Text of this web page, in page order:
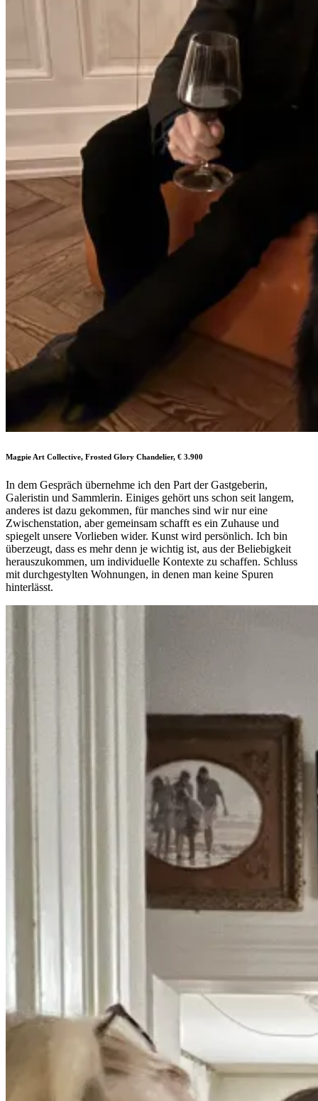
Magpie Art Collective, Frosted Glory Chandelier, € 3.900
In dem Gespräch übernehme ich den Part der Gastgeberin,
Galeristin und Sammlerin. Einiges gehört uns schon seit langem,
anderes ist dazu gekommen, für manches sind wir nur eine
Zwischenstation, aber gemeinsam schafft es ein Zuhause und
spiegelt unsere Vorlieben wider. Kunst wird persönlich. Ich bin
überzeugt, dass es mehr denn je wichtig ist, aus der Beliebigkeit
herauszukommen, um individuelle Kontexte zu schaffen. Schluss
mit durchgestylten Wohnungen, in denen man keine Spuren
hinterlässt.